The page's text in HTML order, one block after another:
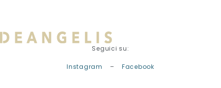
Seguici su:
Instagram – Facebook